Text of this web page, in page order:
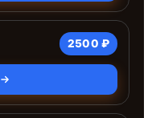
2500 ₽